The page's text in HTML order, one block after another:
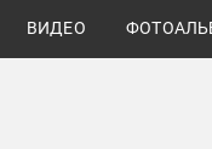
ВИДЕО